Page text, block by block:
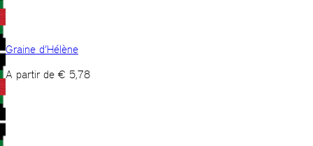
Graine d’Hélène
A partir de € 5,78